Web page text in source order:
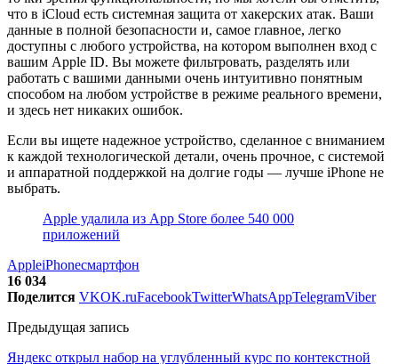
что в iCloud есть системная защита от хакерских атак. Ваши
данные в полной безопасности и, самое главное, легко
доступны с любого устройства, на котором выполнен вход с
вашим Apple ID. Вы можете фильтровать, разделять или
работать с вашими данными очень интуитивно понятным
способом на любом устройстве в режиме реального времени,
и здесь нет никаких ошибок.
Если вы ищете надежное устройство, сделанное с вниманием
к каждой технологической детали, очень прочное, с системой
и аппаратной поддержкой на долгие годы — лучше iPhone не
выбрать.
Apple удалила из App Store более 540 000
приложений
AppleiPhoneсмартфон
16 034
Поделится VKOK.ruFacebookTwitterWhatsAppTelegramViber
Предыдущая запись
Яндекс открыл набор на углубленный курс по контекстной